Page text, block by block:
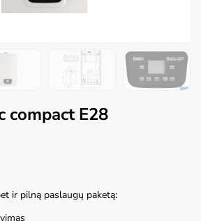
compact E28
ir pilną paslaugų paketą: